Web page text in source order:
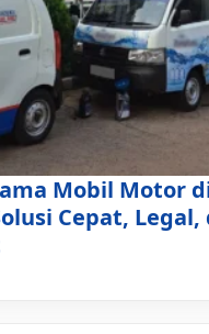
Mobil Motor
Cepat, Legal,